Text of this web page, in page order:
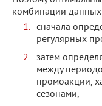
комбинации
сначала
регулярных
затем
между
промоакции,
сезонами,